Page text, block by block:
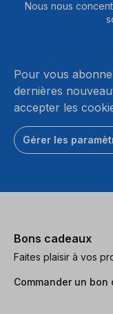
Nous nous
Pour vous
dernières
accepter les
Gérer les
Bons cadeaux
Faites plaisir à vos
Commander un bon